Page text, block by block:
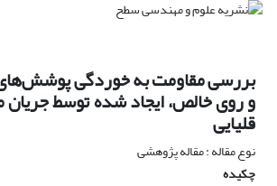
و روی خالص، ایجاد شده توسط جریان
قلیایی
نوع مقاله : مقاله پژوهشی
چکیده